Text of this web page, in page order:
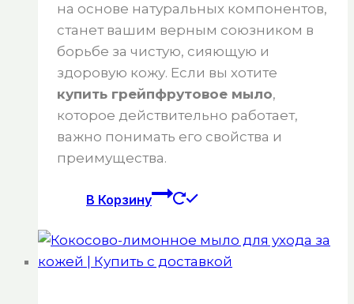
на основе натуральных компонентов,
станет вашим верным союзником в
борьбе за чистую, сияющую и
здоровую кожу. Если вы хотите
купить грейпфрутовое мыло,
которое действительно работает,
важно понимать его свойства и
преимущества.
В Корзину